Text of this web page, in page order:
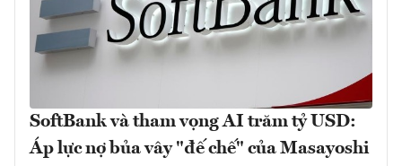
SoftBank và tham vọng AI trăm tỷ USD:
Áp lực nợ bủa vây "đế chế" của Masayoshi